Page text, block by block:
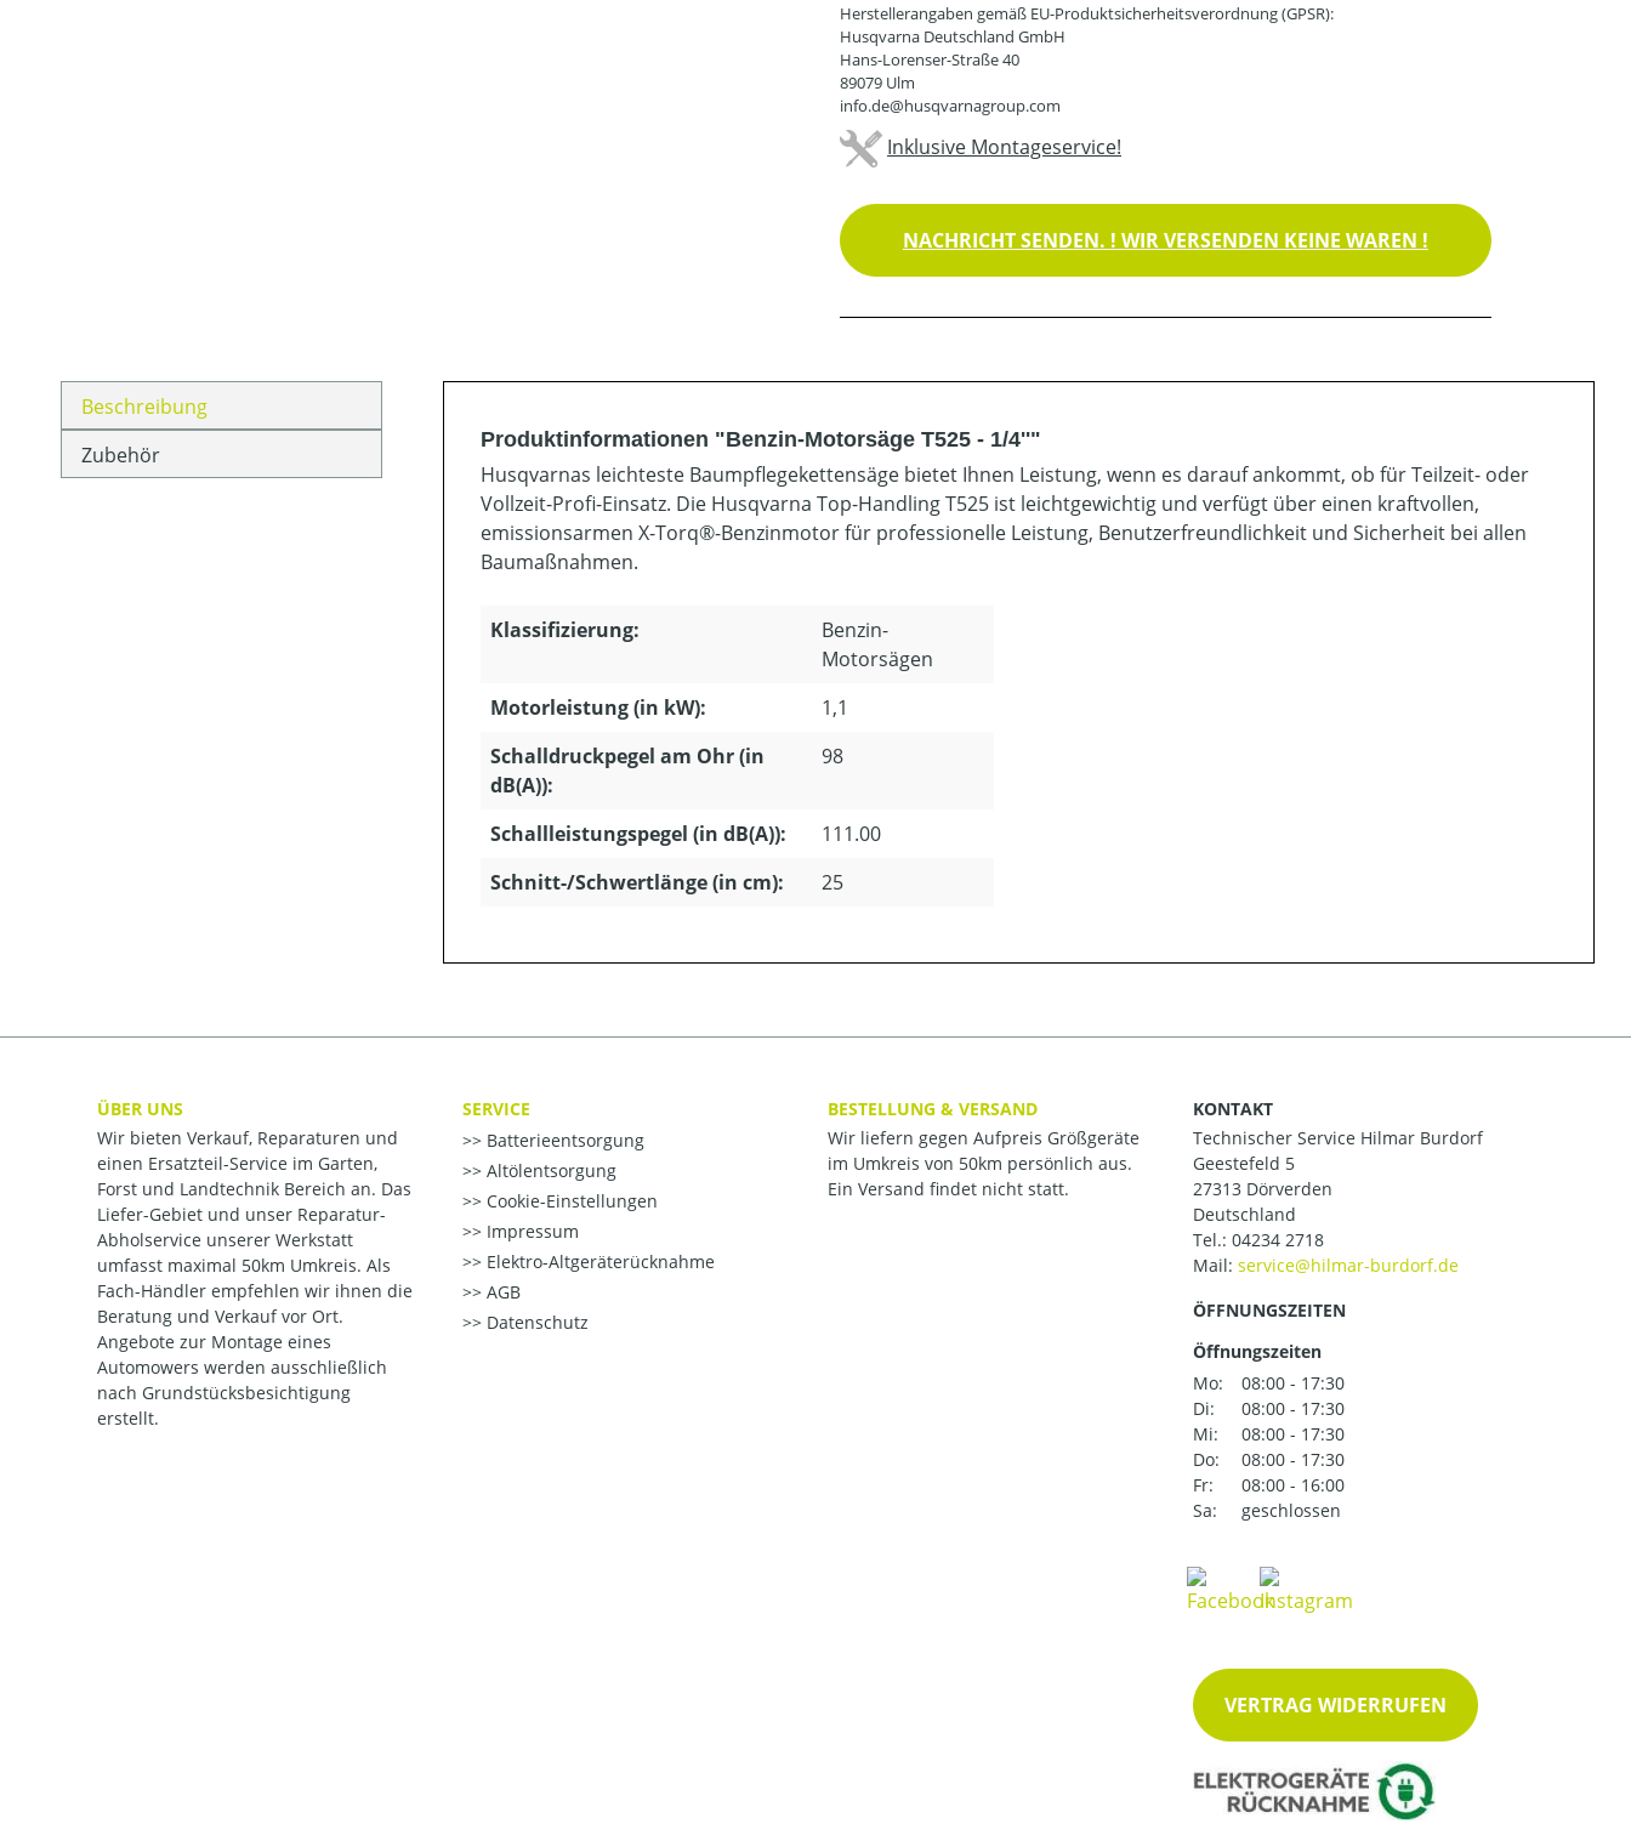
Herstellerangaben gemäß EU-Produktsicherheitsverordnung (GPSR):
Husqvarna Deutschland GmbH
Hans-Lorenser-Straße 40
89079 Ulm
info.de@husqvarnagroup.com
Inklusive Montageservice!
NACHRICHT SENDEN. ! WIR VERSENDEN KEINE WAREN !
Beschreibung
Zubehör
Produktinformationen "Benzin-Motorsäge T525 - 1/4''"
Husqvarnas leichteste Baumpflegekettensäge bietet Ihnen Leistung, wenn es darauf ankommt, ob für Teilzeit- oder
Vollzeit-Profi-Einsatz. Die Husqvarna Top-Handling T525 ist leichtgewichtig und verfügt über einen kraftvollen,
emissionsarmen X-Torq®-Benzinmotor für professionelle Leistung, Benutzerfreundlichkeit und Sicherheit bei allen
Baumaßnahmen.
Klassifizierung:
Benzin-
Motorsägen
Motorleistung (in kW):
1,1
Schalldruckpegel am Ohr (in
dB(A)):
98
Schallleistungspegel (in dB(A)):
111.00
Schnitt-/Schwertlänge (in cm):
25
ÜBER UNS
Wir bieten Verkauf, Reparaturen und
einen Ersatzteil-Service im Garten,
Forst und Landtechnik Bereich an. Das
Liefer-Gebiet und unser Reparatur-
Abholservice unserer Werkstatt
umfasst maximal 50km Umkreis. Als
Fach-Händler empfehlen wir ihnen die
Beratung und Verkauf vor Ort.
Angebote zur Montage eines
Automowers werden ausschließlich
nach Grundstücksbesichtigung
erstellt.
SERVICE
Batterieentsorgung
Altölentsorgung
Cookie-Einstellungen
Impressum
Elektro-Altgeräterücknahme
AGB
Datenschutz
BESTELLUNG & VERSAND
Wir liefern gegen Aufpreis Größgeräte
im Umkreis von 50km persönlich aus.
Ein Versand findet nicht statt.
KONTAKT
Technischer Service Hilmar Burdorf
Geestefeld 5
27313 Dörverden
Deutschland
Tel.: 04234 2718
Mail:
ÖFFNUNGSZEITEN
Öffnungszeiten
Mo:
08:00 - 17:30
Di:
08:00 - 17:30
Mi:
08:00 - 17:30
Do:
08:00 - 17:30
Fr:
08:00 - 16:00
Sa:
geschlossen
VERTRAG WIDERRUFEN